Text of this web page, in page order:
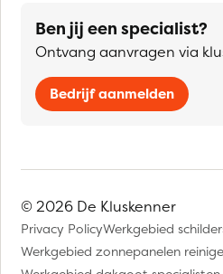
Ben jij een specialist?
Ontvang aanvragen via
Bedrijf aanmelden
© 2026 De Kluskenner
Privacy PolicyWerkgebied
Werkgebied zonnepanelen